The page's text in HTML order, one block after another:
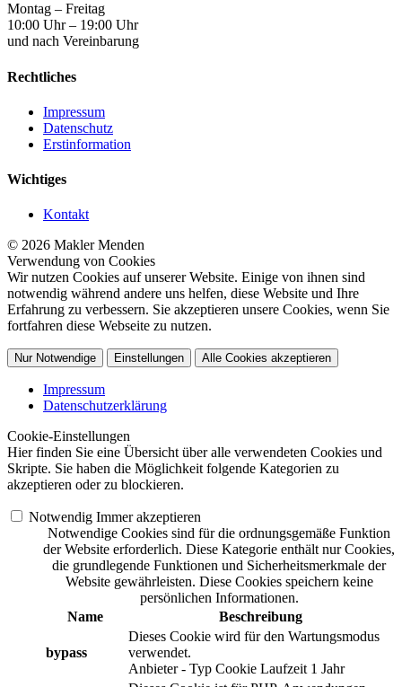
Montag – Freitag
10:00 Uhr – 19:00 Uhr
und nach Vereinbarung
Rechtliches
Impressum
Datenschutz
Erstinformation
Wichtiges
Kontakt
© 2026 Makler Menden
Verwendung von Cookies
Wir nutzen Cookies auf unserer Website. Einige von ihnen sind
notwendig während andere uns helfen, diese Website und Ihre
Erfahrung zu verbessern. Sie akzeptieren unsere Cookies, wenn Sie
fortfahren diese Webseite zu nutzen.
Nur Notwendige Einstellungen Alle Cookies akzeptieren
Impressum
Datenschutzerklärung
Cookie-Einstellungen
Hier finden Sie eine Übersicht über alle verwendeten Cookies und
Skripte. Sie haben die Möglichkeit folgende Kategorien zu
akzeptieren oder zu blockieren.
Notwendig Immer akzeptieren
Notwendige Cookies sind für die ordnungsgemäße Funktion
der Website erforderlich. Diese Kategorie enthält nur Cookies,
die grundlegende Funktionen und Sicherheitsmerkmale der
Website gewährleisten. Diese Cookies speichern keine
persönlichen Informationen.
Name
Beschreibung
bypass
Dieses Cookie wird für den Wartungsmodus
verwendet.
Anbieter - Typ Cookie Laufzeit 1 Jahr